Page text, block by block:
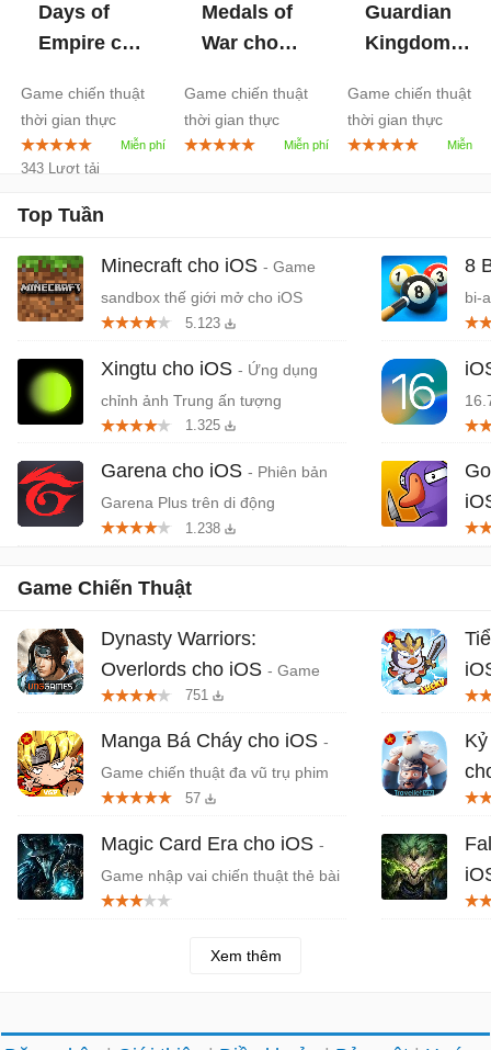
Days of
Empire cho
Game chiến thuật
thời gian thực
343 Lượt tải
Medals of
War cho
Game chiến thuật
thời gian thực
Guardian
Kingdoms
Game chiến thuật
thời gian thực
Top Tuần
Minecraft cho iOS - Game
sandbox thế giới mở cho iOS
5.123
Xingtu cho iOS - Ứng dụng
chỉnh ảnh Trung ấn tượng
1.325
Garena cho iOS - Phiên bản
Garena Plus trên di động
1.238
8
bi-
Game Chiến Thuật
Dynasty Warriors:
Overlords cho iOS - Game
RPG Tam Quốc từ Koei Tecmo
751
Manga Bá Cháy cho iOS -
Game chiến thuật đa vũ trụ phim
hoạt hình Nhật Bản
57
Magic Card Era cho iOS -
Game nhập vai chiến thuật thẻ bài
hắc ám
Xem thêm